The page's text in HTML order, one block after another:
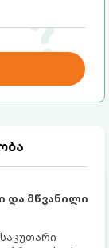
და მწვანილი